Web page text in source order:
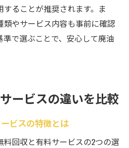
ることが推奨されます。ま
類やサービス内容も事前に確認
準で選ぶことで、安心して廃油
ービスの違いを比較
ビスの特徴とは
料回収と有料サービスの2つの選